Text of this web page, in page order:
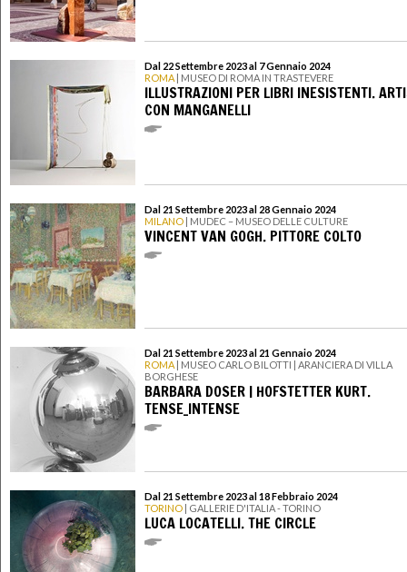
Dal 22 Settembre 2023 al 7 Gennaio 2024
ROMA | MUSEO DI ROMA IN TRASTEVERE
ILLUSTRAZIONI PER LIBRI INESISTENTI.
CON MANGANELLI
Dal 21 Settembre 2023 al 28 Gennaio 2024
MILANO | MUDEC – MUSEO DELLE CULTURE
VINCENT VAN GOGH. PITTORE COLTO
Dal 21 Settembre 2023 al 21 Gennaio 2024
ROMA | MUSEO CARLO BILOTTI | ARANCIERA DI VILLA
BORGHESE
BARBARA DOSER | HOFSTETTER KURT.
TENSE_INTENSE
Dal 21 Settembre 2023 al 18 Febbraio 2024
TORINO | GALLERIE D'ITALIA - TORINO
LUCA LOCATELLI. THE CIRCLE